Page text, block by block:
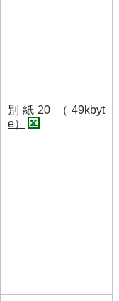
別紙20 （49kbyt
e）